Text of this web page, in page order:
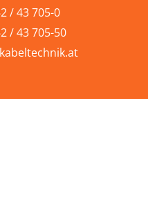
/ 43 705-0
/ 43 705-50